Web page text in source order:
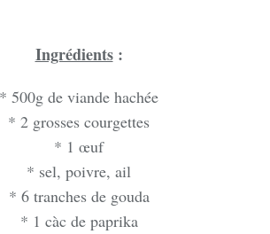
Ingrédients:
* 500g de viande hachée
* 2 grosses courgettes
* 1 œuf
* sel, poivre, ail
* 6 tranches de gouda
* 1 càc de paprika